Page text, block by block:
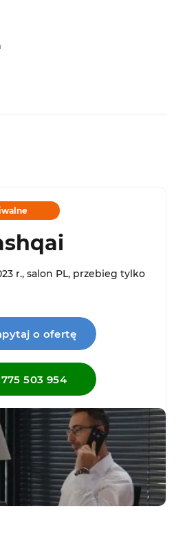
r., salon PL, przebieg tylko
o ofertę
775 503 954